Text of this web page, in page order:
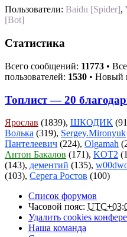
Пользователи: Baidu [Spider],
[Bot]
Статистика
Всего сообщений: 11773 •
пользователей: 1530 • Новый
Топлист — 20
Ярослав (1839), ШКОДИК
Волька (319), Sergey.Mironyuk
Пантелеевич (224), Olgamah
Антон Бакалов (171), KOT2
(143), дементий (135),
(103), Серега Ростов (100)
Список форумов
Часовой пояс:
Удалить cookies
Наша команда